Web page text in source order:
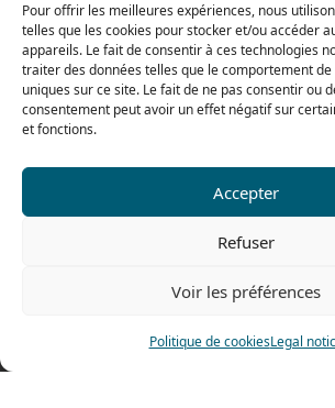
Pour offrir les meilleures expériences, nous
telles que les cookies pour stocker et/ou accéder
appareils. Le fait de consentir à ces technologies
traiter des données telles que le comportement
uniques sur ce site. Le fait de ne pas consentir ou
consentement peut avoir un effet négatif sur
et fonctions.
Accepter
Refuser
Voir les préférences
Politique de cookiesLegal
On friday
From 8h to 12h30 and from 13h30 to
Fax: 0033 474 62 81 69
478 rue Alexandre Richetta